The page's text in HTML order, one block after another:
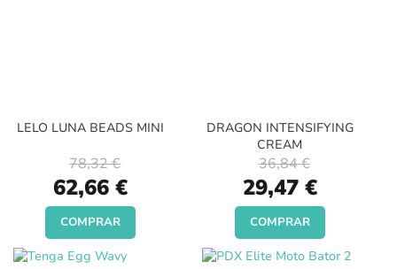
LELO LUNA BEADS MINI
Special
Price
62,66 €
78,32 €
COMPRAR
DRAGON INTENSIFYING
CREAM
Special
Price
29,47 €
36,84 €
COMPRAR